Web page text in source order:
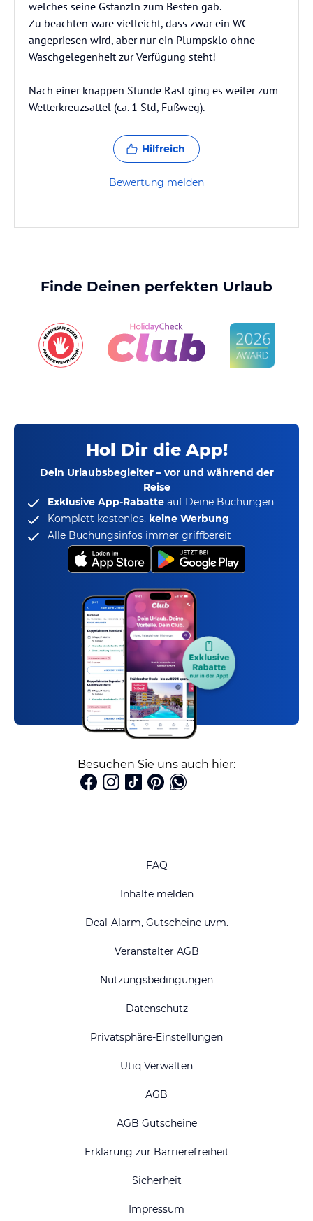
welches seine Gstanzln zum Besten gab.
Zu beachten wäre vielleicht, dass zwar ein WC
angepriesen wird, aber nur ein Plumpsklo ohne
Waschgelegenheit zur Verfügung steht!
Nach einer knappen Stunde Rast ging es weiter zum
Wetterkreuzsattel (ca. 1 Std, Fußweg).
Hilfreich
Bewertung melden
Finde Deinen perfekten Urlaub
Hol Dir die App!
Dein Urlaubsbegleiter – vor und während der
Reise
Exklusive App-Rabatte auf Deine Buchungen
Komplett kostenlos, keine Werbung
Alle Buchungsinfos immer griffbereit
Besuchen Sie uns auch hier:
FAQ
Inhalte melden
Deal-Alarm, Gutscheine uvm.
Veranstalter AGB
Nutzungsbedingungen
Datenschutz
Privatsphäre-Einstellungen
Utiq Verwalten
AGB
AGB Gutscheine
Erklärung zur Barrierefreiheit
Sicherheit
Impressum